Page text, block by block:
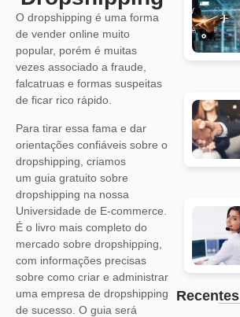
O dropshipping é uma forma
de vender online muito
popular, porém é muitas
vezes associado a fraude,
falcatruas e formas suspeitas
de ficar rico rápido.
Para tirar essa fama e dar
orientações confiáveis sobre o
dropshipping, criamos
um guia gratuito sobre
dropshipping na nossa
Universidade de E-commerce.
É o livro mais completo do
mercado sobre dropshipping,
com informações precisas
sobre como criar e administrar
uma empresa de dropshipping
de sucesso. O guia será
Recentes